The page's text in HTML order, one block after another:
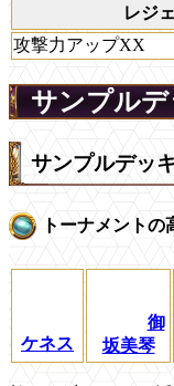
レジ
攻撃力アップXX
サンプル
サンプルデッ
トーナメントの
ケネス
御
坂美琴